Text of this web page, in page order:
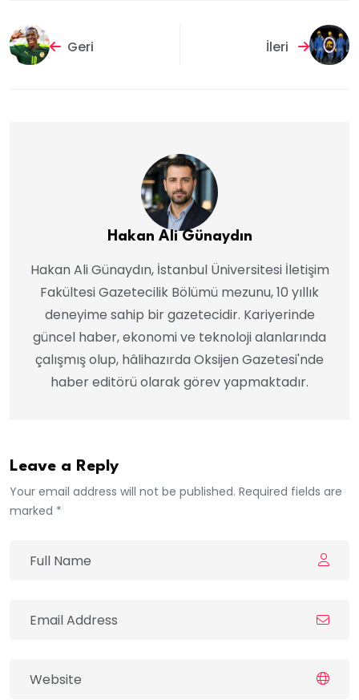
Geri İleri
Hakan Ali Günaydın
Hakan Ali Günaydın, İstanbul Üniversitesi İletişim
Fakültesi Gazetecilik Bölümü mezunu, 10 yıllık
deneyime sahip bir gazetecidir. Kariyerinde
güncel haber, ekonomi ve teknoloji alanlarında
çalışmış olup, hâlihazırda Oksijen Gazetesi'nde
haber editörü olarak görev yapmaktadır.
Leave a Reply
Your email address will not be published. Required fields are
marked *